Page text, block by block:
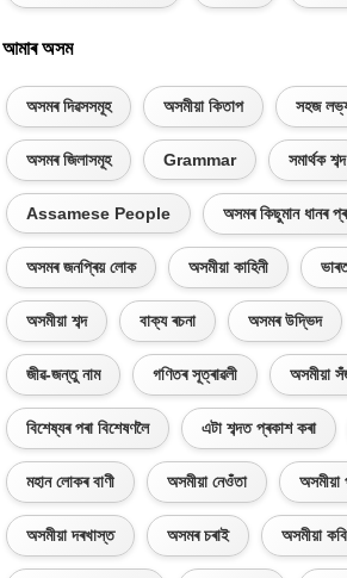
আমাৰ অসম
অসমৰ দিৱসসমূহ অসমীয়া কিতাপ সহজ
অসমৰ জিলাসমূহ Grammar সমাৰ্থক শব্দ
Assamese People অসমৰ কিছুমান ধানৰ
অসমৰ জনপ্ৰিয় লোক অসমীয়া কাহিনী
অসমীয়া শব্দ বাক্য ৰচনা অসমৰ উদ্ভিদ
জীৱ-জন্তু নাম গণিতৰ সূত্ৰাৱলী অসমীয়া
বিশেষ্যৰ পৰা বিশেষণলৈ এটা শব্দত প্ৰকাশ কৰা
মহান লোকৰ বাণী অসমীয়া নেওঁতা অসমীয়া
অসমীয়া দৰখাস্ত অসমৰ চৰাই অসমীয়া